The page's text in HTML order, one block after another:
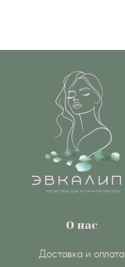
О нас
Доставка и оплата